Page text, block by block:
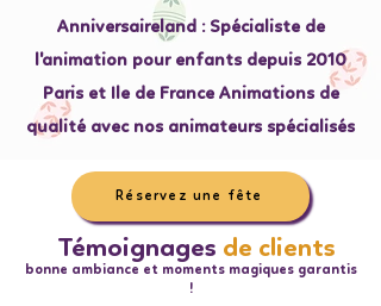
Anniversaireland : Spécialiste de
l'animation pour enfants depuis 2010
Paris et Ile de France Animations de
qualité avec nos animateurs spécialisés
Réservez une fête
bonne ambiance et moments magiques garantis
!
Témoignages de clients